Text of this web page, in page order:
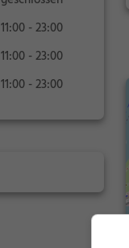
11:00 - 23:00
11:00 - 23:00
11:00 - 23:00